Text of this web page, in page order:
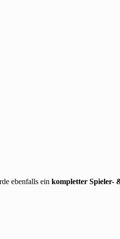
ebenfalls ein kompletter Spieler-